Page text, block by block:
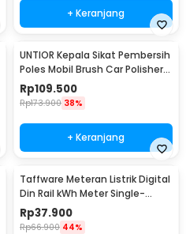
+ Keranjang
UNTIOR Kepala Sikat Pembersih
Poles Mobil Brush Car Polisher
23 PCS - CB-031
Rp109.500
Rp173.900 38%
+ Keranjang
Taffware Meteran Listrik Digital
Din Rail kWh Meter Single-
Phase 220V - DDS844
Rp37.900
Rp66.900 44%